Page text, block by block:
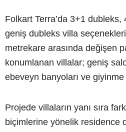
Folkart Terra’da 3+1
geniş dubleks villa
metrekare arasında değişen
konumlanan villalar; geniş
ebeveyn banyoları ve giyinme
Projede villaların yanı sıra
biçimlerine yönelik residence